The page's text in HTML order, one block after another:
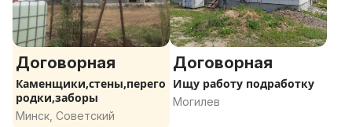
Договорная
Каменщики,стены,перего
родки,заборы
Минск, Советский
Договорная
Ищу работу подработку
Могилев